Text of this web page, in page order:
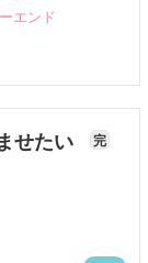
エンド
せたい 完